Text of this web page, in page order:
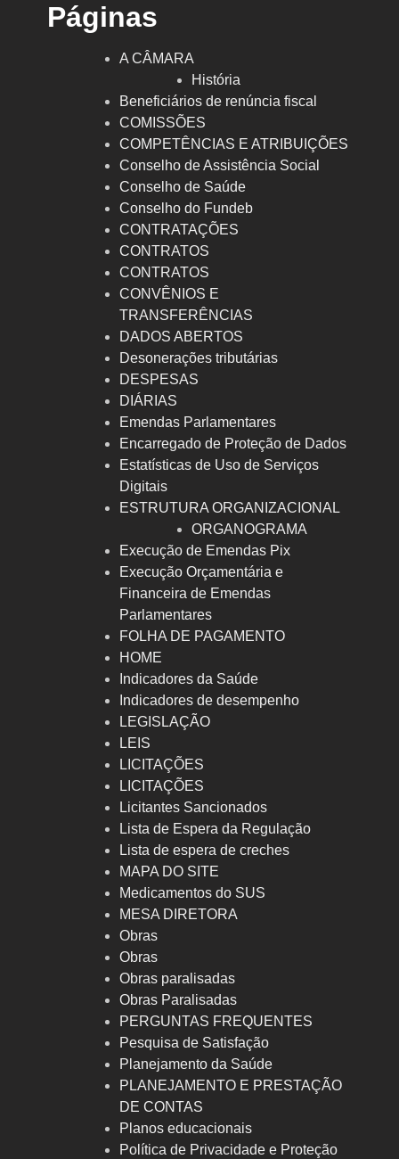
Páginas
A CÂMARA
História
Beneficiários de renúncia fiscal
COMISSÕES
COMPETÊNCIAS E ATRIBUIÇÕES
Conselho de Assistência Social
Conselho de Saúde
Conselho do Fundeb
CONTRATAÇÕES
CONTRATOS
CONTRATOS
CONVÊNIOS E
TRANSFERÊNCIAS
DADOS ABERTOS
Desonerações tributárias
DESPESAS
DIÁRIAS
Emendas Parlamentares
Encarregado de Proteção de Dados
Estatísticas de Uso de Serviços
Digitais
ESTRUTURA ORGANIZACIONAL
ORGANOGRAMA
Execução de Emendas Pix
Execução Orçamentária e
Financeira de Emendas
Parlamentares
FOLHA DE PAGAMENTO
HOME
Indicadores da Saúde
Indicadores de desempenho
LEGISLAÇÃO
LEIS
LICITAÇÕES
LICITAÇÕES
Licitantes Sancionados
Lista de Espera da Regulação
Lista de espera de creches
MAPA DO SITE
Medicamentos do SUS
MESA DIRETORA
Obras
Obras
Obras paralisadas
Obras Paralisadas
PERGUNTAS FREQUENTES
Pesquisa de Satisfação
Planejamento da Saúde
PLANEJAMENTO E PRESTAÇÃO
DE CONTAS
Planos educacionais
Política de Privacidade e Proteção